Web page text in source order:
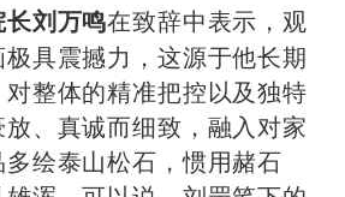
刘万鸣在致辞中表示，观
具震撼力，这源于他长期
整体的精准把控以及独特
、真诚而细致，融入对家
绘泰山松石，惯用赭石